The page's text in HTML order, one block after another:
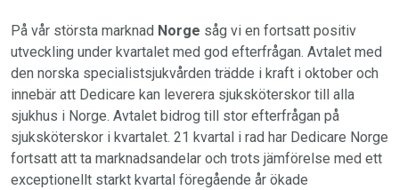
På vår största marknad Norge såg vi en fortsatt positiv
utveckling under kvartalet med god efterfrågan. Avtalet med
den norska specialistsjukvården trädde i kraft i oktober och
innebär att Dedicare kan leverera sjuksköterskor till alla
sjukhus i Norge. Avtalet bidrog till stor efterfrågan på
sjuksköterskor i kvartalet. 21 kvartal i rad har Dedicare Norge
fortsatt att ta marknadsandelar och trots jämförelse med ett
exceptionellt starkt kvartal föregående år ökade